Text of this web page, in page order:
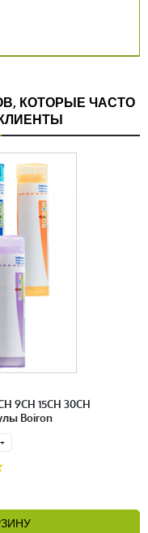
КОТОРЫЕ ЧАСТО
9CH 15CH 30CH
Boiron
+